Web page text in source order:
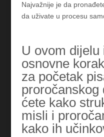
Najvažnije je da
da uživate u procesu
U ovom
osnovne
za početak
proročanskog
ćete kako
misli i
kako ih